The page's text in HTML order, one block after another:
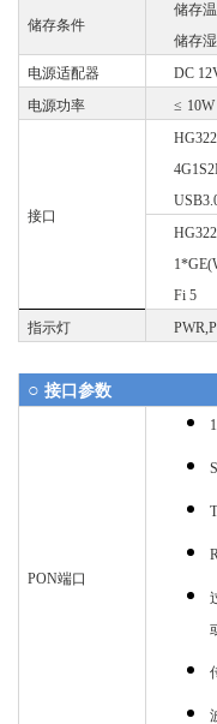
储存条件
储存
储存
电源适配器
DC
电源功率
≤ 10W
接口
Fi 5
指示灯
○ 接口参数
PON端口